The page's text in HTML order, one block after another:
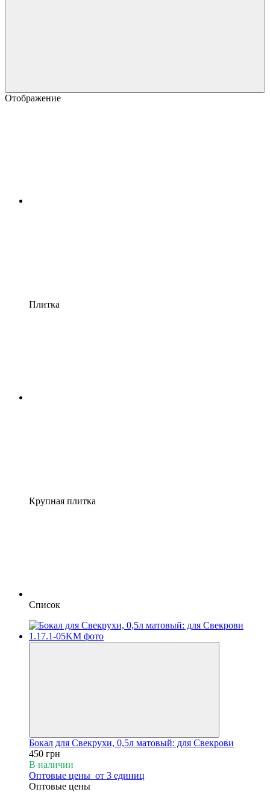
Отображение
Плитка
Крупная плитка
Список
Бокал для Свекрухи, 0,5л матовый: для Свекрови
450 грн
В наличии
Оптовые цены от 3 единиц
Оптовые цены